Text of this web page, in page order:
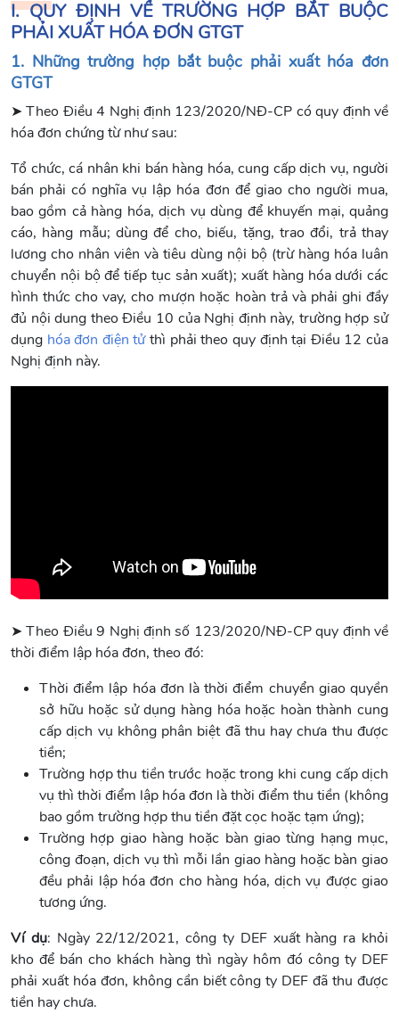
I. QUY ĐỊNH VỀ TRƯỜNG HỢP BẮT BUỘC
PHẢI XUẤT HÓA ĐƠN GTGT
1. Những trường hợp bắt buộc phải xuất hóa đơn
GTGT
➤ Theo Điều 4 Nghị định 123/2020/NĐ-CP có quy định về
hóa đơn chứng từ như sau:
Tổ chức, cá nhân khi bán hàng hóa, cung cấp dịch vụ, người
bán phải có nghĩa vụ lập hóa đơn để giao cho người mua,
bao gồm cả hàng hóa, dịch vụ dùng để khuyến mại, quảng
cáo, hàng mẫu; dùng để cho, biếu, tặng, trao đổi, trả thay
lương cho nhân viên và tiêu dùng nội bộ (trừ hàng hóa luân
chuyển nội bộ để tiếp tục sản xuất); xuất hàng hóa dưới các
hình thức cho vay, cho mượn hoặc hoàn trả và phải ghi đầy
đủ nội dung theo Điều 10 của Nghị định này, trường hợp sử
dụng hóa đơn điện tửthì phải theo quy định tại Điều 12 của
Nghị định này.
➤ Theo Điều 9 Nghị định số 123/2020/NĐ-CP quy định về
thời điểm lập hóa đơn, theo đó:
Thời điểm lập hóa đơn là thời điểm chuyển giao quyền
sở hữu hoặc sử dụng hàng hóa hoặc hoàn thành cung
cấp dịch vụ không phân biệt đã thu hay chưa thu được
tiền;
Trường hợp thu tiền trước hoặc trong khi cung cấp dịch
vụ thì thời điểm lập hóa đơn là thời điểm thu tiền (không
bao gồm trường hợp thu tiền đặt cọc hoặc tạm ứng);
Trường hợp giao hàng hoặc bàn giao từng hạng mục,
công đoạn, dịch vụ thì mỗi lần giao hàng hoặc bàn giao
đều phải lập hóa đơn cho hàng hóa, dịch vụ được giao
tương ứng.
Ví dụ: Ngày 22/12/2021, công ty DEF xuất hàng ra khỏi
kho để bán cho khách hàng thì ngày hôm đó công ty DEF
phải xuất hóa đơn, không cần biết công ty DEF đã thu được
tiền hay chưa.